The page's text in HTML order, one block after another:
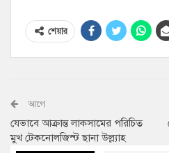
শেয়ার
আগে
যেভাবে আক্রান্ত লাকসামের পরিচিত
মুখ টেকনোলজিস্ট ছানা উল্ল্যাহ